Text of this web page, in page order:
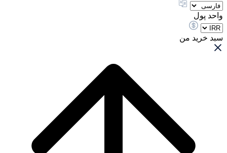
واحد پول
سبد خرید من